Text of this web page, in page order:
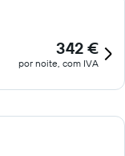
342 €
por noite, com IVA